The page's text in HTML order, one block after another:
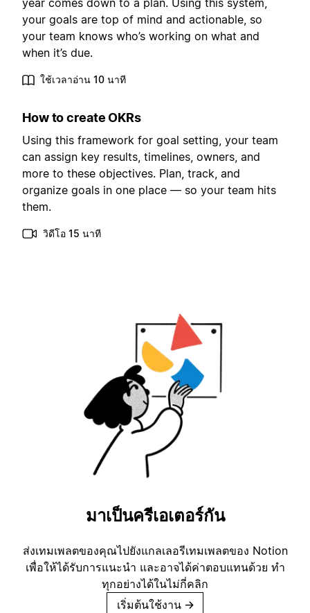
year comes down to a plan. Using this system,
your goals are top of mind and actionable, so
your team knows who’s working on what and
when it’s due.
ใช้เวลาอ่าน 10 นาที
How to create OKRs
Using this framework for goal setting, your team
can assign key results, timelines, owners, and
more to these objectives. Plan, track, and
organize goals in one place — so your team hits
them.
วิดีโอ 15 นาที
มาเป็นครีเอเตอร์กัน
ส่งเทมเพลตของคุณไปยังแกลเลอรีเทมเพลตของ Notion
เพื่อให้ได้รับการแนะนำ และอาจได้ค่าตอบแทนด้วย ทำ
ทุกอย่างได้ในไม่กี่คลิก
เริ่มต้นใช้งาน →